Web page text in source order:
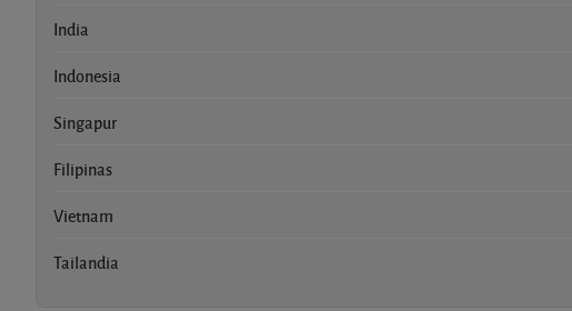
India
Indonesia
Singapur
Filipinas
Vietnam
Tailandia